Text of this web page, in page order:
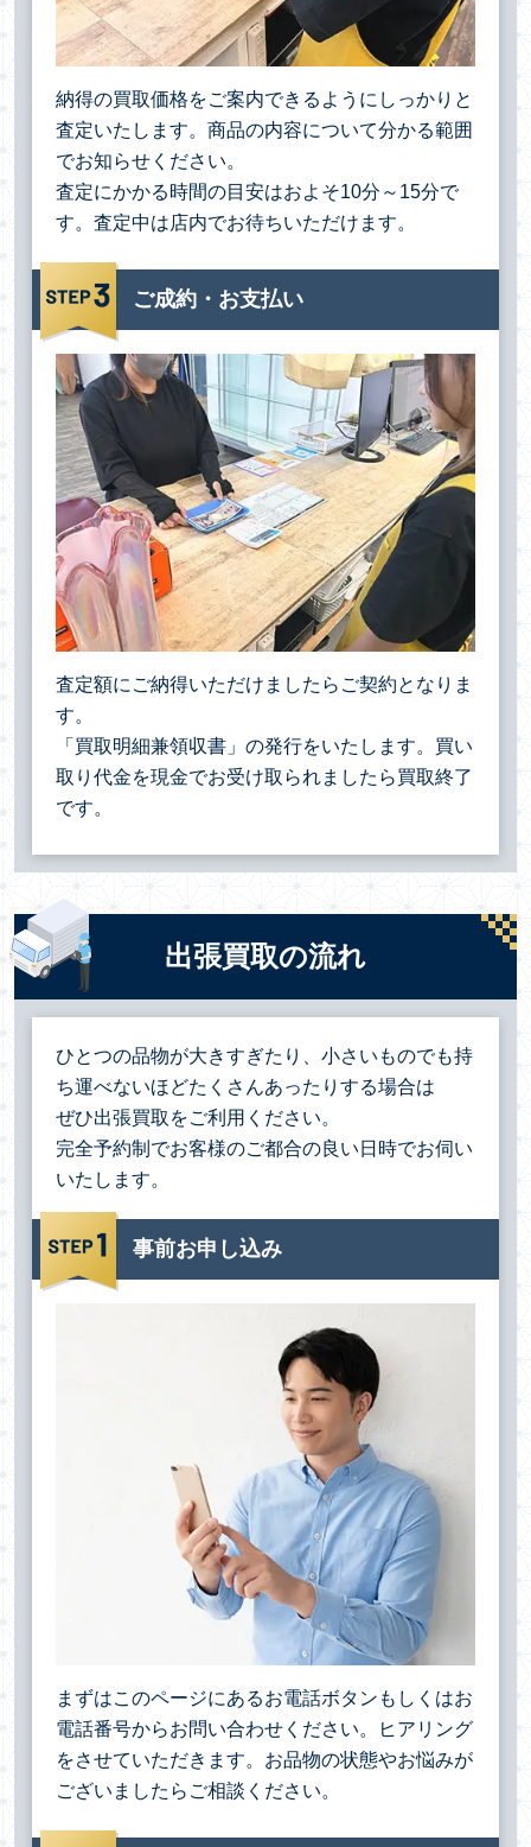
納得の買取価格をご案内できるようにしっかりと
査定いたします。商品の内容について分かる範囲
でお知らせください。
査定にかかる時間の目安はおよそ10分～15分で
す。査定中は店内でお待ちいただけます。
ご成約・お支払い
査定額にご納得いただけましたらご契約となりま
す。
「買取明細兼領収書」の発行をいたします。買い
取り代金を現金でお受け取られましたら買取終了
です。
出張買取の流れ
ひとつの品物が大きすぎたり、小さいものでも持
ち運べないほどたくさんあったりする場合は
ぜひ出張買取をご利用ください。
完全予約制でお客様のご都合の良い日時でお伺い
いたします。
事前お申し込み
まずはこのページにあるお電話ボタンもしくはお
電話番号からお問い合わせください。ヒアリング
をさせていただきます。お品物の状態やお悩みが
ございましたらご相談ください。